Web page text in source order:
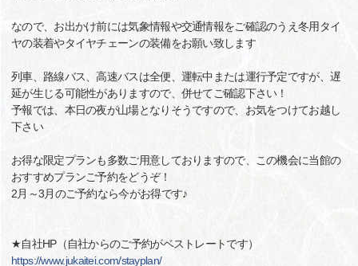
なので、お出かけ前には気象情報や交通情報をご確認のうえ冬用タイ
ヤの装着やタイヤチェーンの装備をお願い致します
列車、路線バス、高速バスは全便、運転中または運行予定ですが、遅
延が生じる可能性がありますので、併せてご確認下さい！
予報では、本日の夜が山場となりそうですので、お気をつけてお越し
下さい
お得な限定プランも多数ご用意しておりますので、この機会に当館の
おすすめプランご予約をどうぞ！
2月～3月のご予約なら今がお得です♪
★自社HP（自社からのご予約がベストレートです）
https://www.jukaitei.com/stayplan/